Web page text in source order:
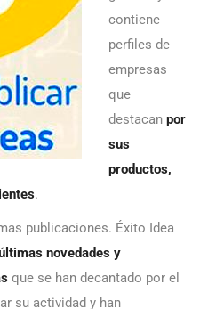
contiene
perfiles de
empresas
que
destacan por
sus
productos,
.
publicaciones. Éxito Idea
novedades y
que se han decantado por el
su actividad y han